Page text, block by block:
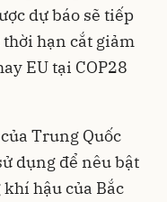
dự báo sẽ tiếp
hạn cắt giảm
EU tại COP28
Trung Quốc
dụng để nêu bật
hậu của Bắc